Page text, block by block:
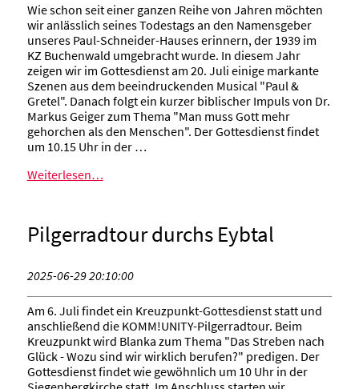
Wie schon seit einer ganzen Reihe von Jahren möchten
wir anlässlich seines Todestags an den Namensgeber
unseres Paul-Schneider-Hauses erinnern, der 1939 im
KZ Buchenwald umgebracht wurde. In diesem Jahr
zeigen wir im Gottesdienst am 20. Juli einige markante
Szenen aus dem beeindruckenden Musical "Paul &
Gretel". Danach folgt ein kurzer biblischer Impuls von Dr.
Markus Geiger zum Thema "Man muss Gott mehr
gehorchen als den Menschen". Der Gottesdienst findet
um 10.15 Uhr in der …
Weiterlesen…
Pilgerradtour durchs Eybtal
2025-06-29 20:10:00
Am 6. Juli findet ein Kreuzpunkt-Gottesdienst statt und
anschließend die KOMM!UNITY-Pilgerradtour. Beim
Kreuzpunkt wird Blanka zum Thema "Das Streben nach
Glück - Wozu sind wir wirklich berufen?" predigen. Der
Gottesdienst findet wie gewöhnlich um 10 Uhr in der